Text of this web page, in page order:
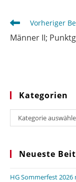
Weitere
Artikel
ansehen
Vorheriger
Männer II;
Kategorien
Kategorien
Kategorie
Neueste
HG Sommerfest 2026